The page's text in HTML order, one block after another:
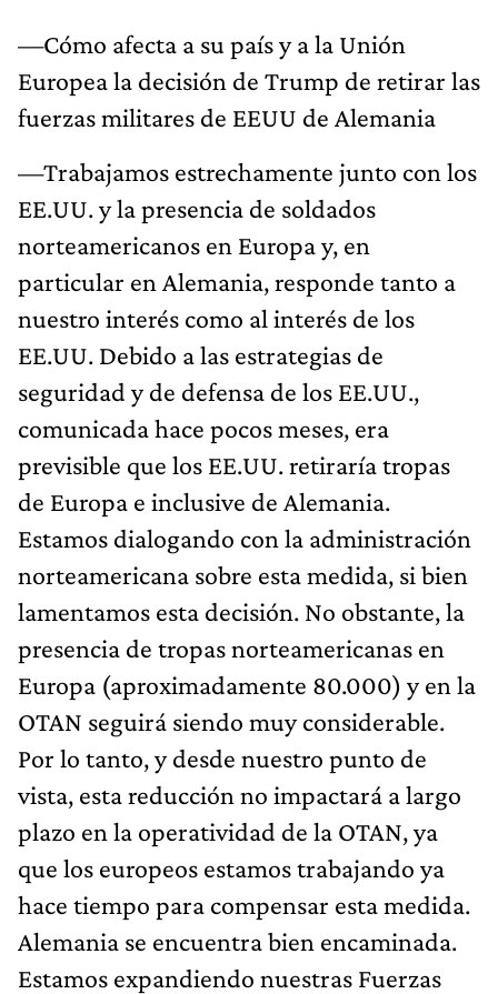
—Cómo afecta a su país y a la Unión
Europea la decisión de Trump de retirar las
fuerzas militares de EEUU de Alemania
—Trabajamos estrechamente junto con los
EE.UU. y la presencia de soldados
norteamericanos en Europa y, en
particular en Alemania, responde tanto a
nuestro interés como al interés de los
EE.UU. Debido a las estrategias de
seguridad y de defensa de los EE.UU.,
comunicada hace pocos meses, era
previsible que los EE.UU. retiraría tropas
de Europa e inclusive de Alemania.
Estamos dialogando con la administración
norteamericana sobre esta medida, si bien
lamentamos esta decisión. No obstante, la
presencia de tropas norteamericanas en
Europa (aproximadamente 80.000) y en la
OTAN seguirá siendo muy considerable.
Por lo tanto, y desde nuestro punto de
vista, esta reducción no impactará a largo
plazo en la operatividad de la OTAN, ya
que los europeos estamos trabajando ya
hace tiempo para compensar esta medida.
Alemania se encuentra bien encaminada.
Estamos expandiendo nuestras Fuerzas